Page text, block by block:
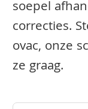
soepel
correcties.
ovac, onze
ze graag.